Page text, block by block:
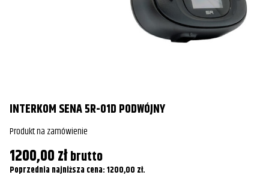
INTERKOM SENA 5R-01D PODWÓJNY
Produkt na zamówienie
1200,00złbrutto
Poprzednia najniższa cena:1200,00 zł.